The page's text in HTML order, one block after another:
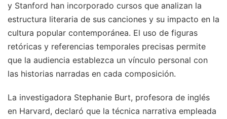
y Stanford han incorporado cursos que analizan la
estructura literaria de sus canciones y su impacto en la
cultura popular contemporánea. El uso de figuras
retóricas y referencias temporales precisas permite
que la audiencia establezca un vínculo personal con
las historias narradas en cada composición.
La investigadora Stephanie Burt, profesora de inglés
en Harvard, declaró que la técnica narrativa empleada